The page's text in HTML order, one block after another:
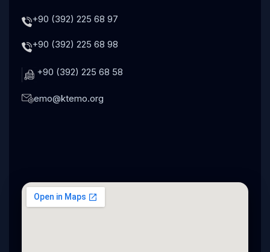
+90 (392) 225 68 97
+90 (392) 225 68 98
+90 (392) 225 68 58
emo@ktemo.org